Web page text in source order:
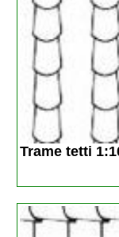
Trame tetti